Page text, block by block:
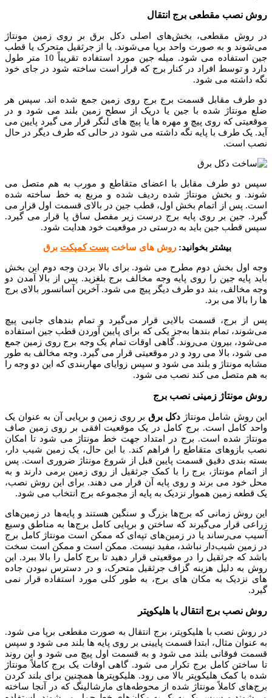
روش نصب مقطعی برج انتقال
در روش مقطعی، بخش‌های اصلی دکل برق بر روی زمین مونتاژ
می‌شوند و به صورت واحد برپا می‌شوند. یا از جرثقیل متحرک یا قطب
جین استفاده می شود. میله جین مورد استفاده تقریباً 10 متر طول
دارد و توسط افراد در کنار برج که قرار است ساخته شود در جای خود
نگه داشته می شود.
دو طرف مقابل قسمت برج برج روی زمین جمع شده اند. سپس هر
ضلع مونتاژ شده با جین یا دریک از سطح زمین بلند می شود و در
موقعیتی که روی پیچ و مهره ها یا پیچ های لنگر قرار می گیرد پایین می
آید. یک طرف با پایه نگه داشته می شود در حالی که طرف دیگر در حال
نصب است.
سپس دو طرف مقابل با اعضای متقاطع و مورب به هم متصل می
شوند. و بخش مونتاژ شده ردیف شده و مربع به خط ساخته شده
است. پس از اتمام بخش اول، قطب جین در بالای قسمت اول قرار می
گیرد. جین بر روی پایه برج درست زیر مفصل ساق پا قرار می گیرد.
سپس قطب جین باید به درستی در موقعیت خود هدایت شود.
بیشتر بخوانید: روش های ساخت پست کمپکت برق
وجه اول بخش دوم مطرح می شود. برای بالا بردن وجه دوم این بخش
باید پایه جین را روی پایه وجه مخالف برج بلغزید. پس از بالا آمدن دو
وجه مخالف، بند دو طرف دیگر پیچ می شود. آخرین آسانسور بالای برج
ها را بالا می برد.
پس از برج، قسمت بالایی قرار می‌گیرد و تمام بند‌های جانبی پیچ
می‌شوند، تمام بند‌ها به‌جز یکی که برای پایین آوردن قطب جین استفاده
می‌شود، بیرون می‌روند. گاهی اوقات تمام یک وجه برج روی زمین جمع
می شود، بالا می رود و در موقعیتی قرار می گیرد. وجه مخالف به طور
مشابه مونتاژ و بلند می شود و سپس زوایای مهاربندی که این دو وجه را
به هم متصل می کند نصب می شود.
روش مونتاژ زمینی نصب برج
این روش شامل مونتاژ دکل برق بر روی زمین و برپایی آن به عنوان یک
واحد کامل است. برج کامل در یک موقعیت افقی بر روی زمین صاف
مونتاژ شده است. برج در امتداد جهت خط مونتاژ می شود تا امکان
نصب بازوهای متقاطع را فراهم کند. با این حال، یک زمین شیب دار،
بسته بندی دقیق قسمت پایین قبل از شروع مونتاژ ضروری است. پس
از اتمام مونتاژ، برج را با کمک جرثقیل از روی زمین برمی دارند و به
محل خود می برند و روی پایه آن قرار می دهند. برای این روش نصب،
یک قطعه زمین هموار نزدیک به پایه از مجموعه برج انتخاب می شود.
این روش زمانی که برج‌ها بزرگ و سنگین هستند و پایه‌ها در زمین‌های
زراعی قرار می‌گیرند که ساختن و برپایی کامل برج‌ها به مناطق وسیع
آسیب می‌رساند یا در زمین‌های تپه‌ای که ممکن است مونتاژ کامل برج
در زمین شیب‌دار نباشد، مفید نیست. ممکن است و ممکن است سخت
باشد که جرثقیل را در موقعیتی قرار دهید تا برج کامل را بالا ببرد.
این
روش به دلیل هزینه گزاف جرثقیل متحرک، و در دسترس نبودن جاده
های نزدیک به مکان های برج، به طور کلی مورد استفاده قرار نمی
گیرد.
روش نصب برج انتقال با هلیکوپتر
در روش نصب با هلیکوپتر، برج انتقال به صورت مقطعی برپا می شود.
به عنوان مثال، ابتدا قسمت پایینی بر روی پایه ها بلند می شود و سپس
قسمت فوقانی بلند می شود و به قسمت اول پیچ می شود و این روند
تا ساختن کامل برج تکرار می شود.گاهی اوقات یک برج کاملاً مونتاژ
شده با کمک هلیکوپتر بالا می رود. هلیکوپترها همچنین برای بلند کردن
برج‌های کاملاً مونتاژ شده از محوطه‌های مارشالینگ که در آنجا ساخته